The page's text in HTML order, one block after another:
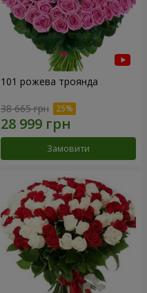
101 рожева троянда
38 665 грн
Замовити